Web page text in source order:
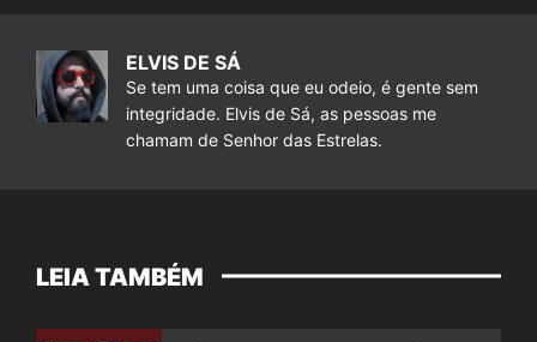
ELVIS DE SÁ
Se tem uma coisa que eu odeio, é gente sem
integridade. Elvis de Sá, as pessoas me
chamam de Senhor das Estrelas.
LEIA TAMBÉM